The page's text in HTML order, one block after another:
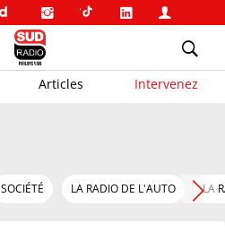
Articles Intervenez
SOCIÉTÉ LA RADIO DE L'AUTO LA